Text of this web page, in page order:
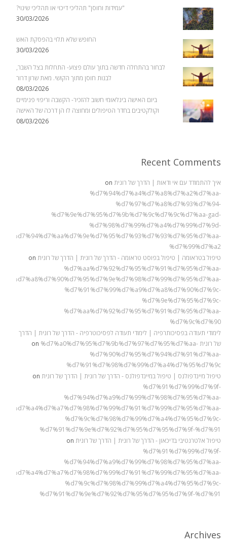
"עמידות וחוסן" תהליכי דיכוי או תהליכי שינוי?
30/03/2026
החופש שלא תלוי בהפסקת האש
30/03/2026
לבחור בהתחלה חדשה בתוך עולם פצוע- התחלות בצל השבר,
לבנות חוסן מתוך הקושי. מאת שרון דרור
08/03/2026
ביום האישה בינלאומי חשוב להזכיר- הקשבה וריפוי פנימיים
וקולקטיבים בחדר הטיפולים ומחוצה לו הן דרכה של האישה
08/03/2026
Recent Comments
איך להתמודד עם אי ודאות | הדרך של רונית on
%d7%94%d7%a4%d7%a8%d7%a2%d7%aa-
%d7%97%d7%a8%d7%93%d7%94-
%d7%9e%d7%95%d7%9b%d7%9c%d7%9c%d7%aa-gad-
%d7%98%d7%99%d7%a4%d7%99%d7%9d-
%d7%99%d7%a2
טיפול בטראומה | טיפול בפוסט טראומה - הדרך של רונית | הדרך של רונית on
%d7%aa%d7%92%d7%95%d7%91%d7%95%d7%aa-
%d7%91%d7%99%d7%a9%d7%a8%d7%90%d7%9c-
%d7%9e%d7%95%d7%9c-
%d7%aa%d7%92%d7%95%d7%91%d7%95%d7%aa-
%d7%9c%d7%90
לימודי תעודה בפסיכותרפיה | לימודי תעודה לפסיכוטרפיה - הדרך של רונית | הדרך
של רונית
on %d7%a0%d7%95%d7%9b%d7%97%d7%95%d7%aa-
%d7%90%d7%95%d7%94%d7%91%d7%aa-
%d7%91%d7%98%d7%99%d7%a4%d7%95%d7%9c
טיפול מיינדפולנס | טיפול במיינדפולנס - הדרך של רונית | הדרך של רונית on
%d7%91%d7%99%d7%9f-
%d7%94%d7%a9%d7%99%d7%98%d7%95%d7%aa-
%d7%9c%d7%98%d7%99%d7%a4%d7%95%d7%9c-
%d7%91%d7%9e%d7%92%d7%95%d7%95%d7%9f-%d7%91
טיפול אלטרנטיבי בדיכאון - הדרך של רונית | הדרך של רונית on
%d7%91%d7%99%d7%9f-
%d7%94%d7%a9%d7%99%d7%98%d7%95%d7%aa-
%d7%9c%d7%98%d7%99%d7%a4%d7%95%d7%9c-
%d7%91%d7%9e%d7%92%d7%95%d7%95%d7%9f-%d7%91
Archives